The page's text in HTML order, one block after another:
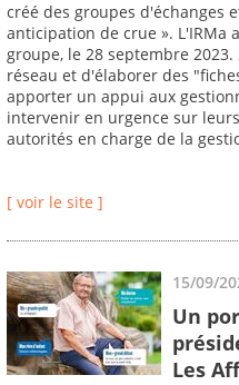
créé des groupes d'échanges
anticipation de crue ». L'IRMa
groupe, le 28 septembre
réseau et d'élaborer des
apporter un appui aux
intervenir en urgence sur
autorités en charge de la
[ voir le site ]
15/09/
Un
Les